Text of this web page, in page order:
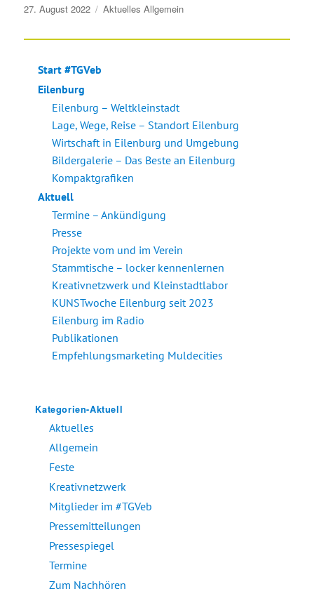
Veröffentlicht
27. August 2022 Aktuelles Allgemein
Start #TGVeb
Eilenburg
Eilenburg – Weltkleinstadt
Lage, Wege, Reise – Standort Eilenburg
Wirtschaft in Eilenburg und Umgebung
Bildergalerie – Das Beste an Eilenburg
Kompaktgrafiken
Aktuell
Termine – Ankündigung
Presse
Projekte vom und im Verein
Stammtische – locker kennenlernen
Kreativnetzwerk und Kleinstadtlabor
KUNSTwoche Eilenburg seit 2023
Eilenburg im Radio
Publikationen
Empfehlungsmarketing Muldecities
Kategorien-Aktuell
Aktuelles
Allgemein
Feste
Kreativnetzwerk
Mitglieder im #TGVeb
Pressemitteilungen
Pressespiegel
Termine
Zum Nachhören